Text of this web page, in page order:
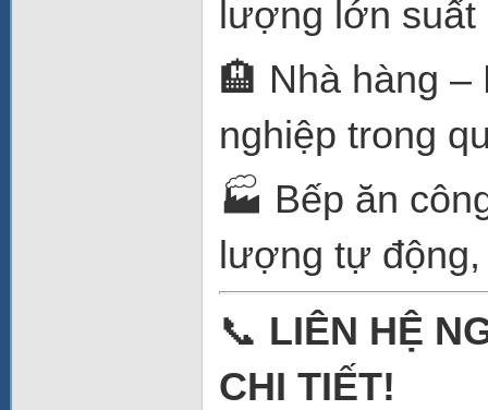
lượng lớn
🏨 Nhà hàng –
nghiệp trong
🏭 Bếp ăn
lượng tự động,
📞 LIÊN HỆ
CHI TIẾT!